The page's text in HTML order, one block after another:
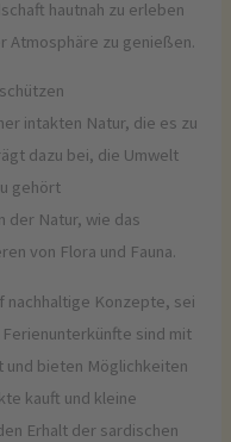
hautnah zu erleben
Atmosphäre zu genießen.
intakten Natur, die es zu
dazu bei, die Umwelt
gehört
der Natur, wie das
von Flora und Fauna.
nachhaltige Konzepte, sei
sind mit
bieten Möglichkeiten
kauft und kleine
Erhalt der sardischen